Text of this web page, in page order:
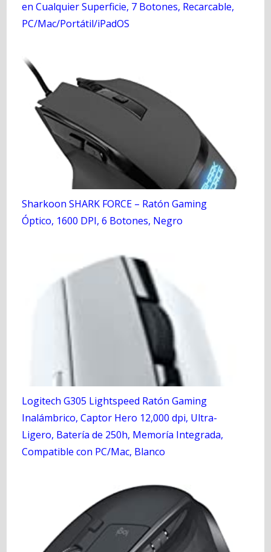
en Cualquier Superficie, 7 Botones, Recarcable,
PC/Mac/Portátil/iPadOS
Sharkoon SHARK FORCE – Ratón Gaming
Óptico, 1600 DPI, 6 Botones, Negro
Logitech G305 Lightspeed Ratón Gaming
Inalámbrico, Captor Hero 12,000 dpi, Ultra-
Ligero, Batería de 250h, Memoría Integrada,
Compatible con PC/Mac, Blanco